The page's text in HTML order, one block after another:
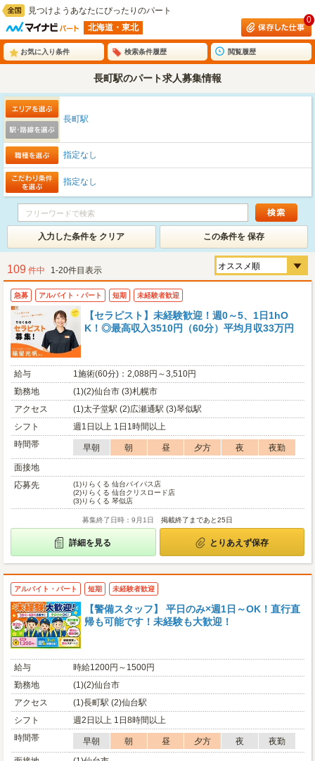
見つけようあなたにぴったりのパート
北海道・東北
0
お気に入り条件 検索条件履歴 閲覧履歴
長町駅のパート求人募集情報
長町駅
指定なし
指定なし
入力した条件を クリア この条件を 保存
109 件中 1-20件目表示
急募 アルバイト・パート 短期 未経験者歓迎
【セラピスト】未経験歓迎！週0～5、1日1hO
K！◎最高収入3510円（60分）平均月収33万円
給与
1施術(60分)：2,088円～3,510円
勤務地
(1)(2)仙台市 (3)札幌市
アクセス
(1)太子堂駅 (2)広瀬通駅 (3)琴似駅
シフト
週1日以上 1日1時間以上
時間帯
早朝 朝 昼 夕方 夜
夜勤
面接地
応募先
(1)りらくる 仙台バイパス店
(2)りらくる 仙台クリスロード店
(3)りらくる 琴似店
募集終了日時：9月1日 掲載終了まであと25日
詳細を見る とりあえず保存
アルバイト・パート 短期 未経験者歓迎
【警備スタッフ】 平日のみ×週1日～OK！直行直
帰も可能です！未経験も大歓迎！
給与
時給1200円～1500円
勤務地
(1)(2)仙台市
アクセス
(1)長町駅 (2)仙台駅
シフト
週2日以上 1日8時間以上
時間帯
早朝 朝 昼 夕方 夜
夜勤